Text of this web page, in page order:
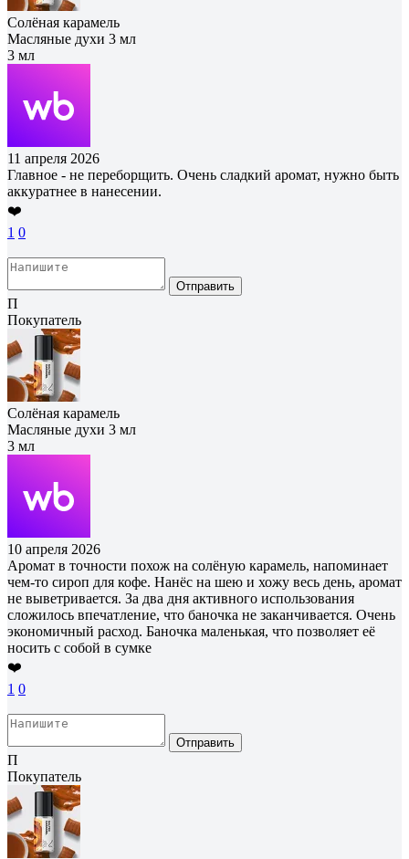
Солёная карамель
Масляные духи 3 мл
3 мл
11 апреля 2026
Главное - не переборщить. Очень сладкий аромат, нужно быть
аккуратнее в нанесении.
❤️
1 0
Отправить
П
Покупатель
Солёная карамель
Масляные духи 3 мл
3 мл
10 апреля 2026
Аромат в точности похож на солёную карамель, напоминает
чем-то сироп для кофе. Нанёс на шею и хожу весь день, аромат
не выветривается. За два дня активного использования
сложилось впечатление, что баночка не заканчивается. Очень
экономичный расход. Баночка маленькая, что позволяет её
носить с собой в сумке
❤️
1 0
Отправить
П
Покупатель